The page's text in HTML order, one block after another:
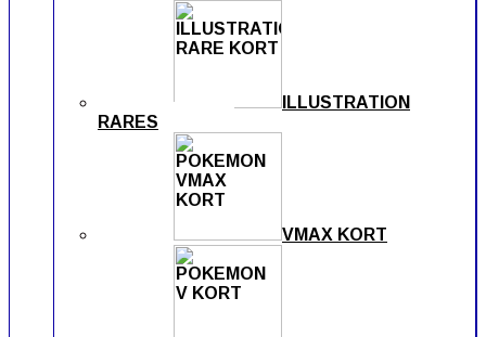
ILLUSTRATION
RARES
VMAX KORT